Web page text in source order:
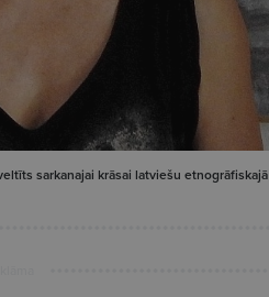
sarkanajai krāsai latviešu etnogrāfiskajā